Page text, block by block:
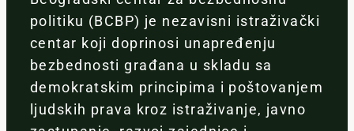
politiku (BCBP) je nezavisni istraživački
centar koji doprinosi unapređenju
bezbednosti građana u skladu sa
demokratskim principima i poštovanjem
ljudskih prava kroz istraživanje, javno